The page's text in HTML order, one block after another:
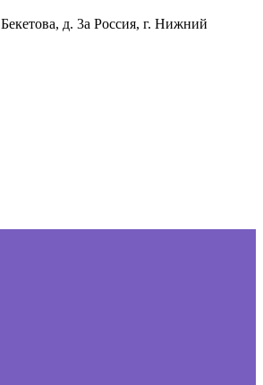
Бекетова, д. 3а Россия, г. Нижний